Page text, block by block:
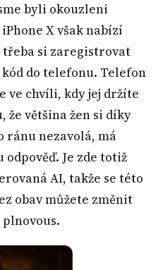
byli okouzleni
X však nabízí
třeba si zaregistrovat
do telefonu. Telefon
ve chvíli, kdy jej držíte
že většina žen si díky
ránu nezavolá, má
Je zde totiž
AI, takže se této
obav můžete změnit